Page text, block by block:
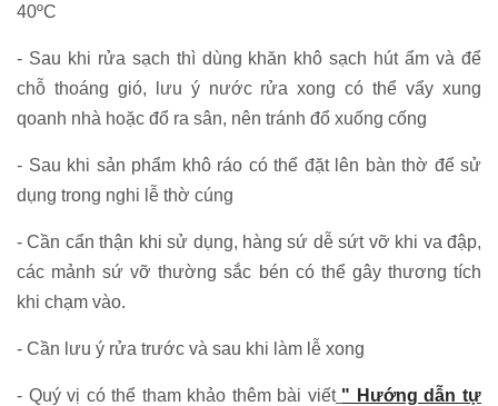
40ºC
- Sau khi rửa sạch thì dùng khăn khô sạch hút ẩm và để
chỗ thoáng gió, lưu ý nước rửa xong có thể vẩy xung
qoanh nhà hoặc đổ ra sân, nên tránh đổ xuống cống
- Sau khi sản phẩm khô ráo có thể đặt lên bàn thờ để sử
dụng trong nghi lễ thờ cúng
- Cần cẩn thận khi sử dụng, hàng sứ dễ sứt vỡ khi va đập,
các mảnh sứ vỡ thường sắc bén có thể gây thương tích
khi chạm vào.
- Cần lưu ý rửa trước và sau khi làm lễ xong
- Quý vị có thể tham khảo thêm bài viết " Hướng dẫn tự